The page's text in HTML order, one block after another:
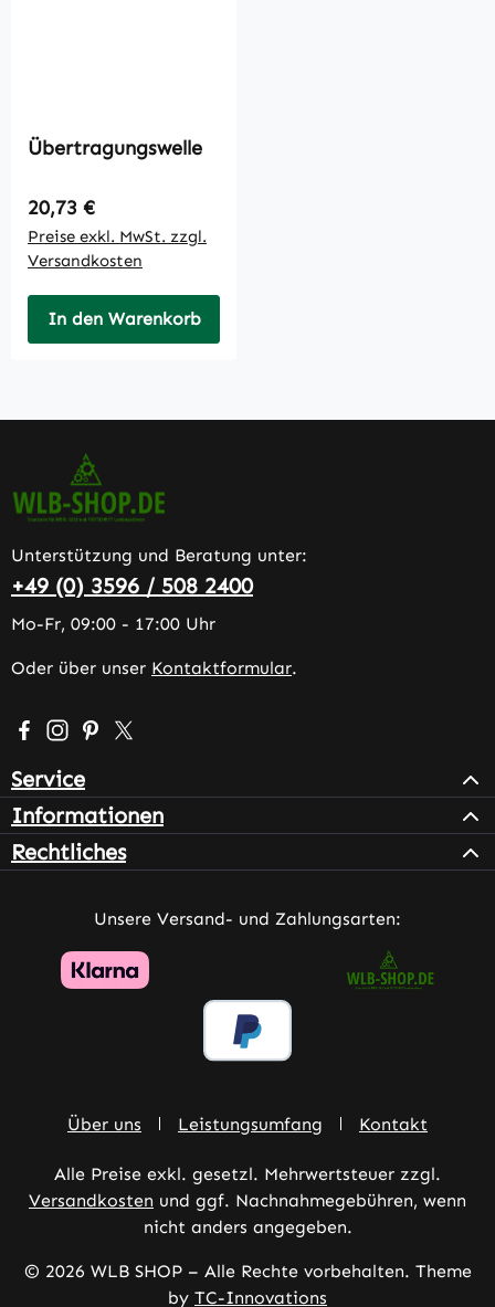
Übertragungswelle
Regulärer Preis:
20,73 €
Preise exkl. MwSt. zzgl.
Versandkosten
In den Warenkorb
Unterstützung und Beratung unter:
+49 (0) 3596 / 508 2400
Mo-Fr, 09:00 - 17:00 Uhr
Oder über unser Kontaktformular.
Besuche uns auf Facebook – öffnet in neuem Tab
Schau auf Instagram vorbei – öffnet in neuem Tab
Lass dich auf Pinterest inspirieren – öffnet in
Folge uns auf X – öffnet in neuem Tab
Service
Informationen
Rechtliches
Unsere Versand- und Zahlungsarten:
Über uns Leistungsumfang Kontakt
Alle Preise exkl. gesetzl. Mehrwertsteuer zzgl.
Versandkosten und ggf. Nachnahmegebühren, wenn
nicht anders angegeben.
© 2026 WLB SHOP – Alle Rechte vorbehalten. Theme
by TC-Innovations